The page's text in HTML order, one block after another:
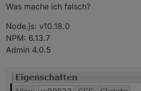
Was mache ich falsch?
Node.js: v10.18.0
NPM: 6.13.7
Admin 4.0.5